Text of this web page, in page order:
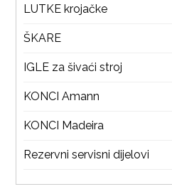
LUTKE krojačke
ŠKARE
IGLE za šivaći stroj
KONCI Amann
KONCI Madeira
Rezervni servisni dijelovi